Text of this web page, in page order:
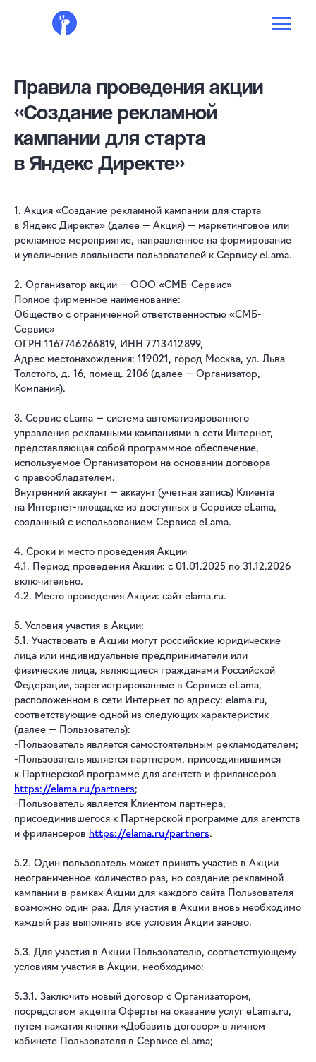
Правила проведения акции
«Создание рекламной
кампании для старта
в Яндекс Директе»
1. Акция «Создание рекламной кампании для старта
в Яндекс Директе» (далее — Акция) — маркетинговое или
рекламное мероприятие, направленное на формирование
и увеличение лояльности пользователей к Сервису eLama.
2. Организатор акции — ООО «СМБ-Сервис»
Полное фирменное наименование:
Общество с ограниченной ответственностью «СМБ-
Сервис»
ОГРН 1 167 746 266 819, ИНН 7 713 412 899,
Адрес местонахождения: 119 021, город Москва, ул. Льва
Толстого, д. 16, помещ. 2106 (далее — Организатор,
Компания).
3. Сервис eLama — система автоматизированного
управления рекламными кампаниями в сети Интернет,
представляющая собой программное обеспечение,
используемое Организатором на основании договора
с правообладателем.
Внутренний аккаунт — аккаунт (учетная запись) Клиента
на Интернет-площадке из доступных в Сервисе eLama,
созданный с использованием Сервиса eLama.
4. Сроки и место проведения Акции
4.1. Период проведения Акции: с 01.01.2025 по 31.12.2026
включительно.
4.2. Место проведения Акции: сайт elama.ru.
5. Условия участия в Акции:
5.1. Участвовать в Акции могут российские юридические
лица или индивидуальные предприниматели или
физические лица, являющиеся гражданами Российской
Федерации, зарегистрированные в Сервисе eLama,
расположенном в сети Интернет по адресу: elama.ru,
соответствующие одной из следующих характеристик
(далее — Пользователь):
-Пользователь является самостоятельным рекламодателем;
-Пользователь является партнером, присоединившимся
к Партнерской программе для агентств и фрилансеров
https://elama.ru/partners;
-Пользователь является Клиентом партнера,
присоединившегося к Партнерской программе для агентств
и фрилансеров https://elama.ru/partners.
5.2. Один пользователь может принять участие в Акции
неограниченное количество раз, но создание рекламной
кампании в рамках Акции для каждого сайта Пользователя
возможно один раз. Для участия в Акции вновь необходимо
каждый раз выполнять все условия Акции заново.
5.3. Для участия в Акции Пользователю, соответствующему
условиям участия в Акции, необходимо:
5.3.1. Заключить новый договор с Организатором,
посредством акцепта Оферты на оказание услуг eLama.ru,
путем нажатия кнопки «Добавить договор» в личном
кабинете Пользователя в Сервисе eLama;